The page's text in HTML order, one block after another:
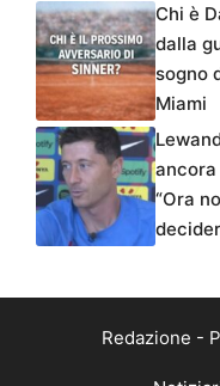
Chi è
dalla
sogno
Miami
“Ora
Redazione -